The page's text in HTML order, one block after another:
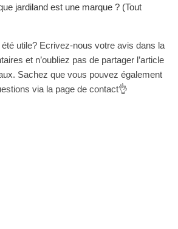
jardiland est une marque ? (Tout
utile? Ecrivez-nous votre avis dans la
et n’oubliez pas de partager l’article
Sachez que vous pouvez également
via la page de contact👌